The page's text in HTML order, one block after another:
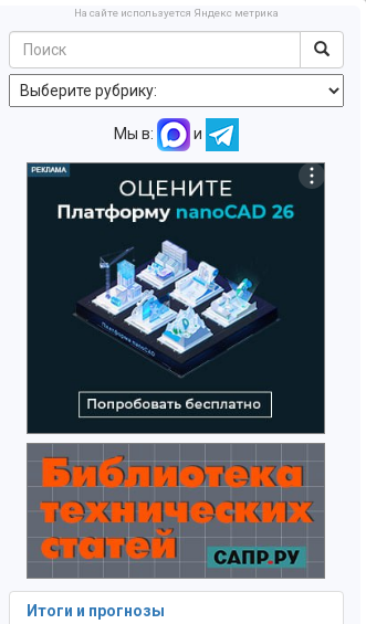
На сайте используется Яндекс метрика
Мы в: и
Итоги и прогнозы